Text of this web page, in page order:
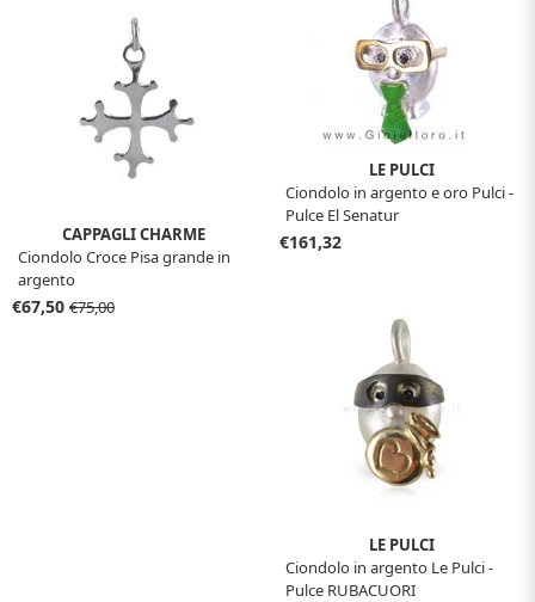
CAPPAGLI CHARME
Ciondolo Croce Pisa grande in
argento
€67,50 €75,00
LE PULCI
Ciondolo in argento e oro Pulci -
Pulce El Senatur
€161,32
LE PULCI
Ciondolo in argento Le Pulci -
Pulce RUBACUORI